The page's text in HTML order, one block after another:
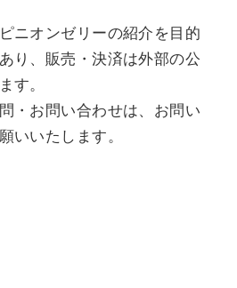
ニオンゼリーの紹介を目的
り、販売・決済は外部の公
す。
・お問い合わせは、お問い
いいたします。